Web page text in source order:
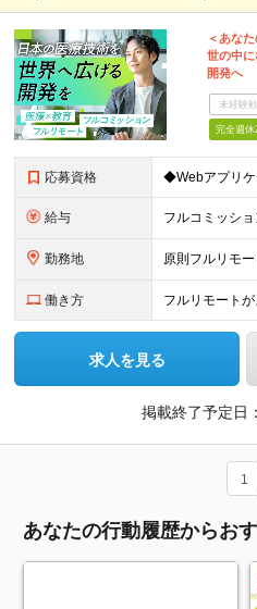
＜あな
世の中
開発へ
未経験
完全週休
応募資格
給与
勤務地
働き方 フルリモート
求人を見る
掲載終了予定日
1
あなたの行動履歴からお